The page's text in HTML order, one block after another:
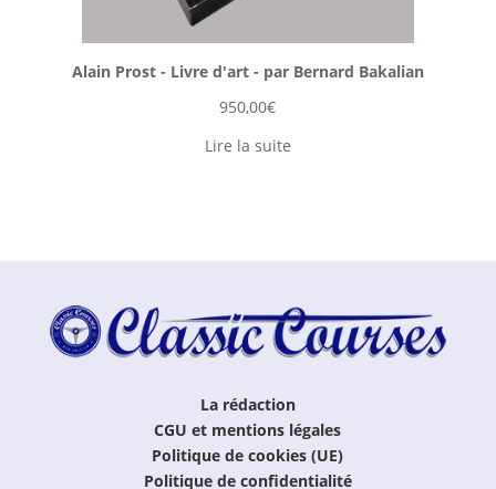
Alain Prost - Livre d'art - par Bernard Bakalian
950,00€
Lire la suite
La rédaction
CGU et mentions légales
Politique de cookies (UE)
Politique de confidentialité